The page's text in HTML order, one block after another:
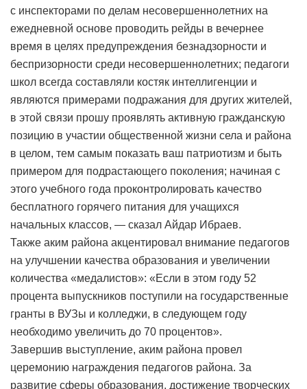
с инспекторами по делам несовершеннолетних на
ежедневной основе проводить рейды в вечернее
время в целях предупреждения безнадзорности и
беспризорности среди несовершеннолетних; педагоги
школ всегда составляли костяк интеллигенции и
являются примерами подражания для других жителей,
в этой связи прошу проявлять активную гражданскую
позицию в участии общественной жизни села и района
в целом, тем самым показать ваш патриотизм и быть
примером для подрастающего поколения; начиная с
этого учебного года проконтролировать качество
бесплатного горячего питания для учащихся
начальных классов, — сказал Айдар Ибраев.
Также аким района акцентировал внимание педагогов
на улучшении качества образования и увеличении
количества «медалистов»: «Если в этом году 52
процента выпускников поступили на государственные
гранты в ВУЗы и колледжи, в следующем году
необходимо увеличить до 70 процентов».
Завершив выступление, аким района провел
церемонию награждения педагогов района. За
развитие сферы образования, достижение творческих